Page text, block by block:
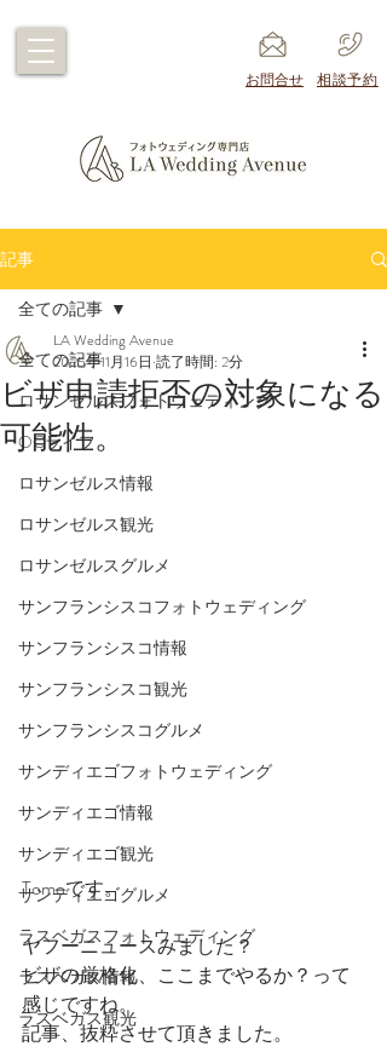
​お問合せ ​相談予約
記事
全ての記事
ロサンゼルスフォトウェディング
OCライフ
ロサンゼルス情報
ロサンゼルス観光
ロサンゼルスグルメ
サンフランシスコフォトウェディング
サンフランシスコ情報
サンフランシスコ観光
サンフランシスコグルメ
サンディエゴフォトウェディング
サンディエゴ情報
サンディエゴ観光
サンディエゴグルメ
ラスベガスフォトウェディング
ラスベガス情報
ラスベガス観光
全ての記事
ビザ申請拒否の対象になる
可能性。
LA Wedding Avenue
2025年11月16日 読了時間: 2分
Tomoです。
ヤフーニュースみました？
ビザの厳格化、ここまでやるか？って
感じですね。
記事、抜粋させて頂きました。